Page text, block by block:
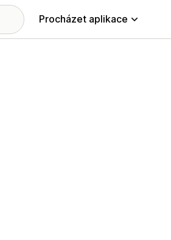
Procházet aplikace